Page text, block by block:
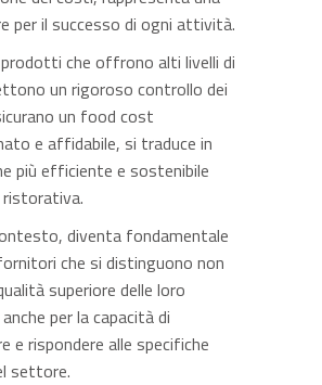
per il successo di ogni attività.
prodotti che offrono alti livelli di
un rigoroso controllo dei
un food cost
e affidabile, si traduce in
più efficiente e sostenibile
diventa fondamentale
che si distinguono non
superiore delle loro
per la capacità di
e rispondere alle specifiche
settore.